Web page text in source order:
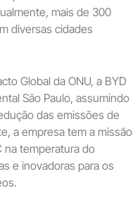
mais de 300
diversas cidades
Global da ONU, a BYD
São Paulo, assumindo
das emissões de
a empresa tem a missão
na temperatura do
e inovadoras para os